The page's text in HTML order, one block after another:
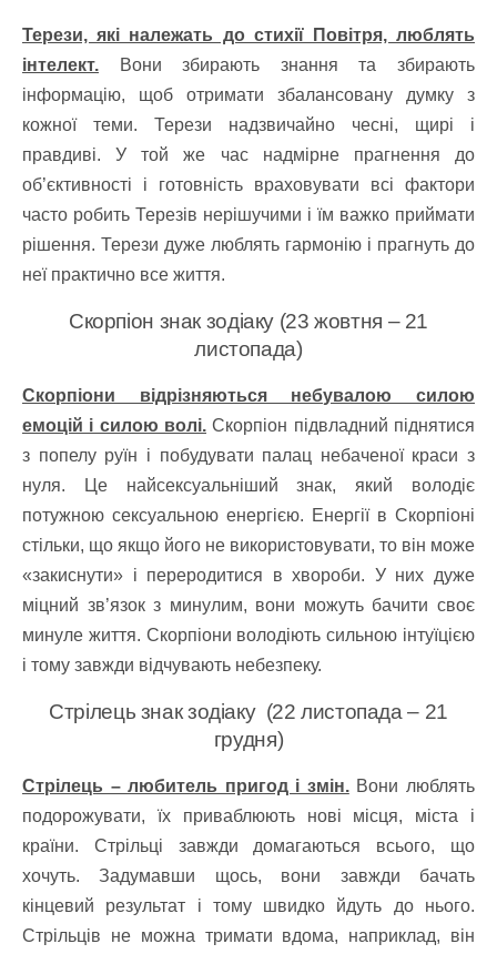
Терези, які належать до стихії Повітря, люблять
інтелект. Вони збирають знання та збирають
інформацію, щоб отримати збалансовану думку з
кожної теми. Терези надзвичайно чесні, щирі і
правдиві. У той же час надмірне прагнення до
об’єктивності і готовність враховувати всі фактори
часто робить Терезів нерішучими і їм важко приймати
рішення. Терези дуже люблять гармонію і прагнуть до
неї практично все життя.
Скорпіон знак зодіаку (23 жовтня – 21
листопада)
Скорпіони відрізняються небувалою силою
емоцій і силою волі. Скорпіон підвладний піднятися
з попелу руїн і побудувати палац небаченої краси з
нуля. Це найсексуальніший знак, який володіє
потужною сексуальною енергією. Енергії в Скорпіоні
стільки, що якщо його не використовувати, то він може
«закиснути» і переродитися в хвороби. У них дуже
міцний зв’язок з минулим, вони можуть бачити своє
минуле життя. Скорпіони володіють сильною інтуїцією
і тому завжди відчувають небезпеку.
Стрілець знак зодіаку (22 листопада – 21
грудня)
Стрілець – любитель пригод і змін.Вони люблять
подорожувати, їх приваблюють нові місця, міста і
країни. Стрільці завжди домагаються всього, що
хочуть. Задумавши щось, вони завжди бачать
кінцевий результат і тому швидко йдуть до нього.
Стрільців не можна тримати вдома, наприклад, він